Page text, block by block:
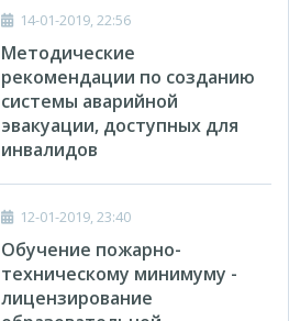
14-01-2019, 22:56
Методические
рекомендации по созданию
системы аварийной
эвакуации, доступных для
инвалидов
12-01-2019, 23:40
Обучение пожарно-
техническому минимуму -
лицензирование